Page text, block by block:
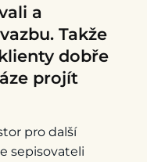
a
Takže
dobře
projít
pro další
sepisovateli